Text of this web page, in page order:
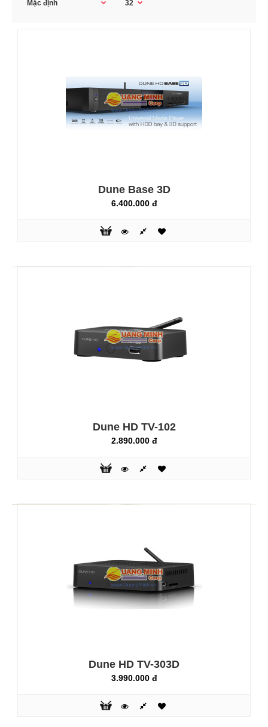
Dune Base 3D
2.890.000 đ
Thị trường đầu xem phim HD hiện nay cũng đã dần trở nên
phổ biến với đủ chủng loại, chất lượng và giá cả. Do chức
năng chính của chúng là xử lý phim HD để chúng ta xem
nên chất lượng hình ảnh và các dịch vụ cộng thêm sẽ là hai
Dune Base 3D
6.400.000 đ
Dune HD TV-102
2.890.000 đ
Dune HD TV-303D
3.990.000 đ